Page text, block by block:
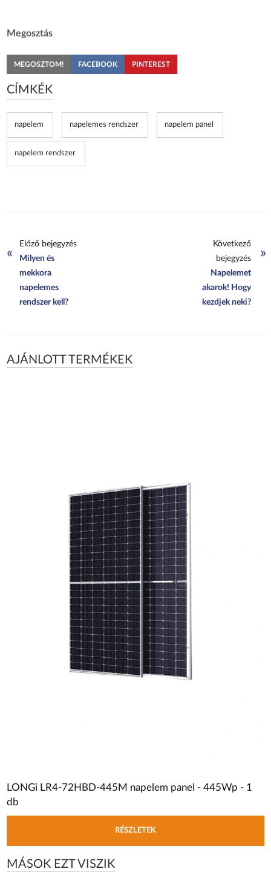
Megosztás
MEGOSZTOM! FACEBOOK PINTEREST
CÍMKÉK
napelem napelemes rendszer napelem panel
napelem rendszer
«
Előző bejegyzés
Milyen és
mekkora
napelemes
rendszer kell?
»
Következő
bejegyzés
Napelemet
akarok! Hogy
kezdjek neki?
AJÁNLOTT TERMÉKEK
LONGi LR4-72HBD-445M napelem panel - 445Wp - 1
db
RÉSZLETEK
MÁSOK EZT VISZIK